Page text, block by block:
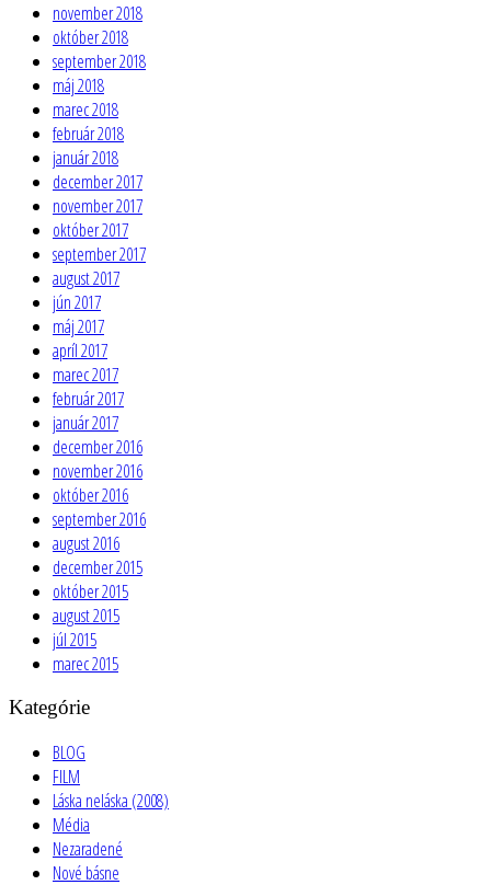
november 2018
október 2018
september 2018
máj 2018
marec 2018
február 2018
január 2018
december 2017
november 2017
október 2017
september 2017
august 2017
jún 2017
máj 2017
apríl 2017
marec 2017
február 2017
január 2017
december 2016
november 2016
október 2016
september 2016
august 2016
december 2015
október 2015
august 2015
júl 2015
marec 2015
Kategórie
BLOG
FILM
Láska neláska (2008)
Média
Nezaradené
Nové básne